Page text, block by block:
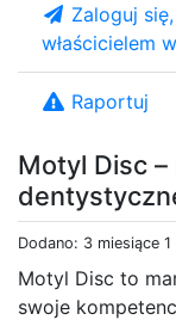
Motyl Disc
Dodano: 3 miesiące
Motyl Disc to
swoje
Zaloguj
właścicielem
Raportuj